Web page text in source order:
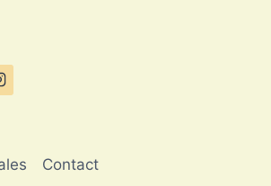
Contact